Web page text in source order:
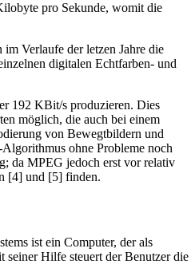
pro Sekunde, womit die
Verlaufe der letzen Jahre die
digitalen Echtfarben- und
192 KBit/s produzieren. Dies
möglich, die auch bei einem
von Bewegtbildern und
ohne Probleme noch
da MPEG jedoch erst vor relativ
[4] und [5] finden.
ist ein Computer, der als
seiner Hilfe steuert der Benutzer die